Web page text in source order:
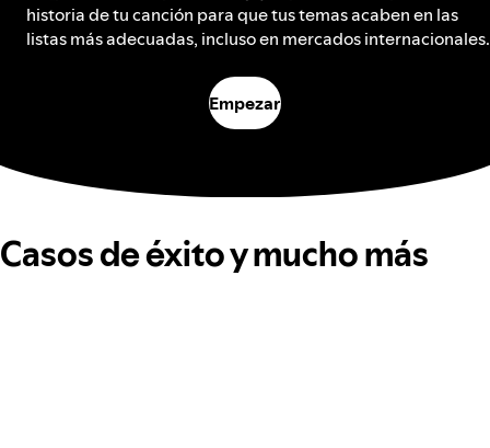
historia de tu canción para que tus temas acaben en las
listas más adecuadas, incluso en mercados internacionales.
Empezar
Casos de éxito y mucho más